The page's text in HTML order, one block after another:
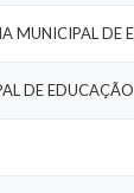
DE EDUCAÇÃO